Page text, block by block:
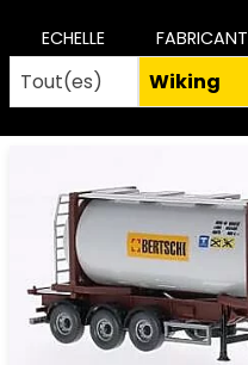
ECHELLE
FABRICANT